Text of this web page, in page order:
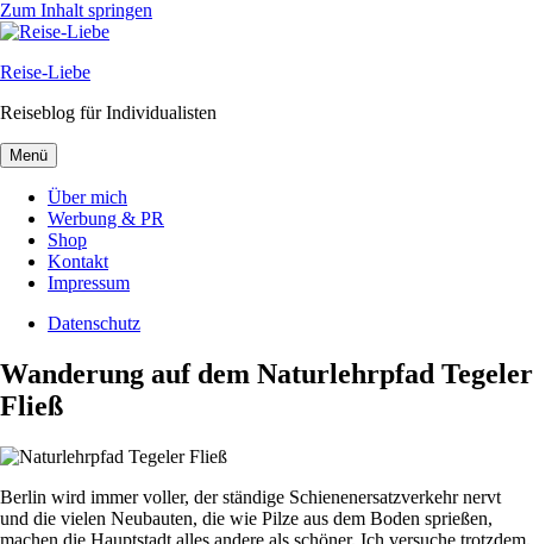
Zum Inhalt springen
Reise-Liebe
Reiseblog für Individualisten
Menü
Über mich
Werbung & PR
Shop
Kontakt
Impressum
Datenschutz
Wanderung auf dem Naturlehrpfad Tegeler
Fließ
Berlin wird immer voller, der ständige Schienenersatzverkehr nervt
und die vielen Neubauten, die wie Pilze aus dem Boden sprießen,
machen die Hauptstadt alles andere als schöner. Ich versuche trotzdem,